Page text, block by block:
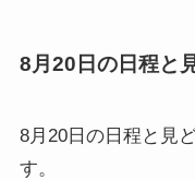
8月20日の日程と
8月20日の日程と見
す。